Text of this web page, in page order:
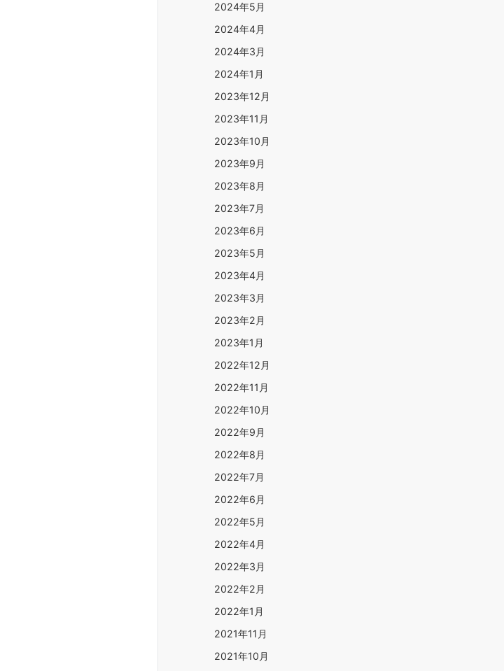
2024年5月
2024年4月
2024年3月
2024年1月
2023年12月
2023年11月
2023年10月
2023年9月
2023年8月
2023年7月
2023年6月
2023年5月
2023年4月
2023年3月
2023年2月
2023年1月
2022年12月
2022年11月
2022年10月
2022年9月
2022年8月
2022年7月
2022年6月
2022年5月
2022年4月
2022年3月
2022年2月
2022年1月
2021年11月
2021年10月